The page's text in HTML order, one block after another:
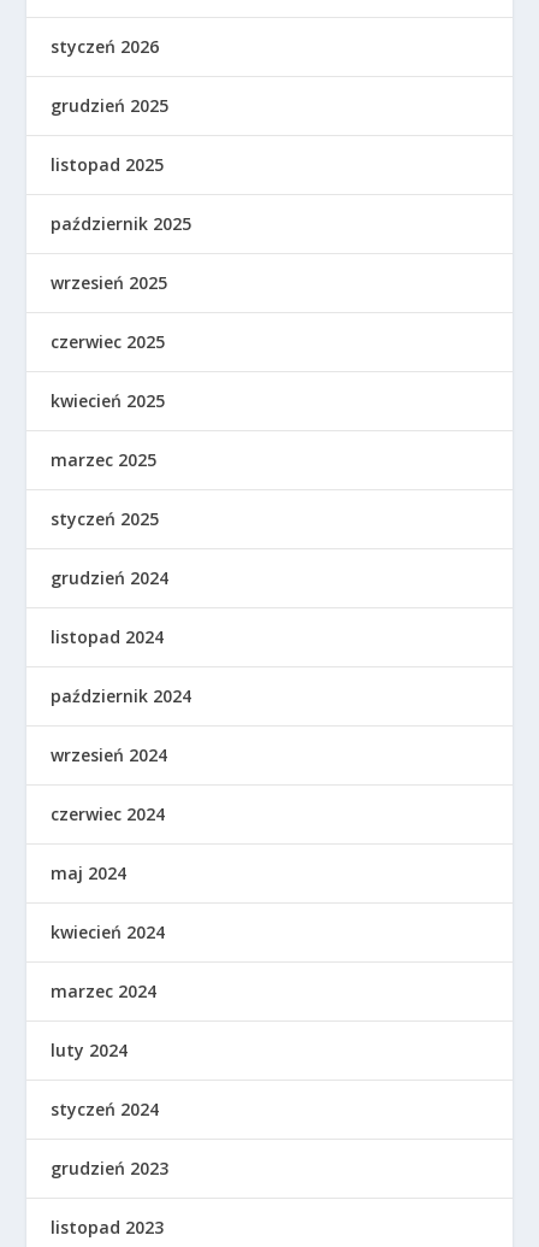
styczeń 2026
grudzień 2025
listopad 2025
październik 2025
wrzesień 2025
czerwiec 2025
kwiecień 2025
marzec 2025
styczeń 2025
grudzień 2024
listopad 2024
październik 2024
wrzesień 2024
czerwiec 2024
maj 2024
kwiecień 2024
marzec 2024
luty 2024
styczeń 2024
grudzień 2023
listopad 2023